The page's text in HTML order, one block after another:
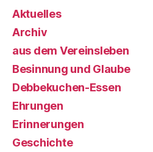
Aktuelles
Archiv
aus dem Vereinsleben
Besinnung und Glaube
Debbekuchen-Essen
Ehrungen
Erinnerungen
Geschichte